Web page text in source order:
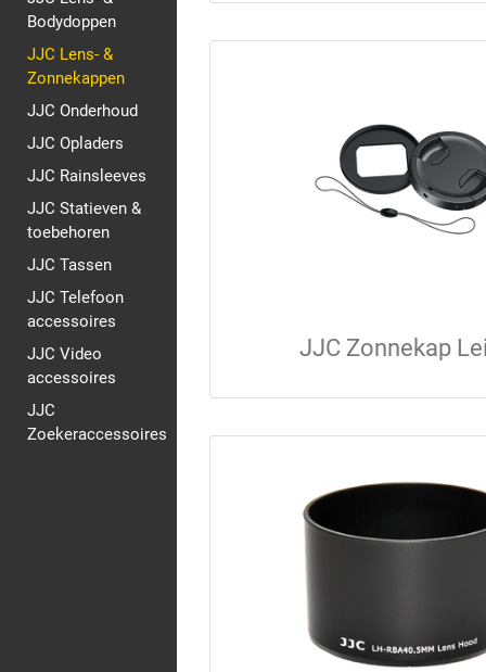
Bodydoppen
JJC Lens- &
Zonnekappen
JJC Onderhoud
JJC Opladers
JJC Rainsleeves
JJC Statieven &
toebehoren
JJC Tassen
JJC Telefoon
accessoires
JJC Video
accessoires
JJC
Zoekeraccessoires
JJC Zonnekap